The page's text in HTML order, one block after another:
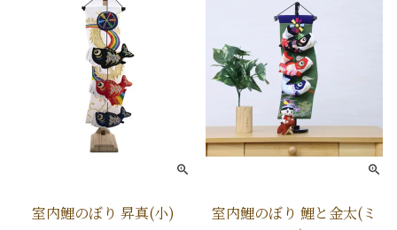
室内鯉のぼり 昇真(小)
室内鯉のぼり 鯉と金太(ミ